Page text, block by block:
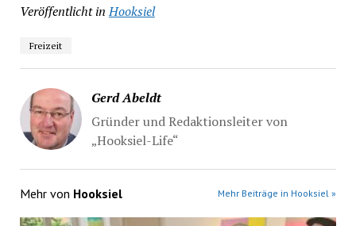
Veröffentlicht in Hooksiel
Freizeit
Gerd Abeldt
Gründer und Redaktionsleiter von
„Hooksiel-Life“
Mehr von Hooksiel Mehr Beiträge in Hooksiel »